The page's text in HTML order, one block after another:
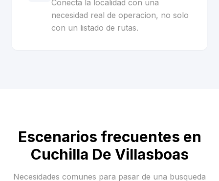
Conecta la localidad con una
necesidad real de operacion, no solo
con un listado de rutas.
Escenarios frecuentes en
Cuchilla De Villasboas
Necesidades comunes para pasar de una busqueda